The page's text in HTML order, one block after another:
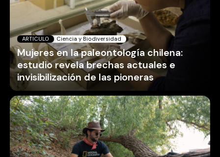
ARTICULO Ciencia y Biodiversidad
Mujeres en la paleontología chilena:
estudio revela brechas actuales e
invisibilización de las pioneras